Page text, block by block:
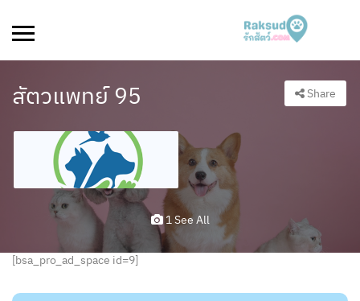
สัตวแพทย์ 95 Share
1 See All
[bsa_pro_ad_space id=9]